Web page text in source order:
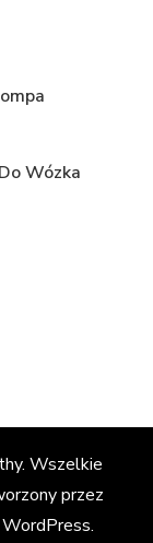
Wózka
. Wszelkie
przez
WordPress.